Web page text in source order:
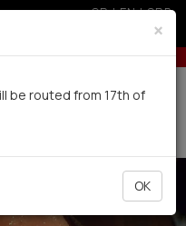
GR|EN|SRB
10% off for orders over 250€ for EU &
days via UPS
×
be routed from 17th of
OK